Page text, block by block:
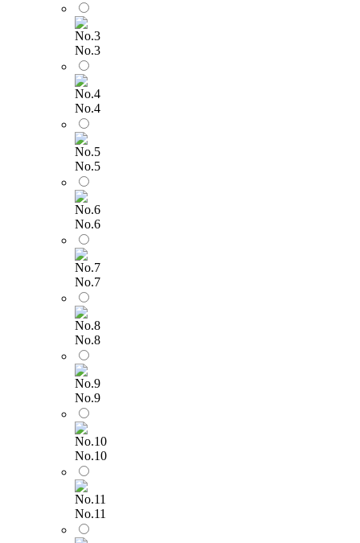
No.3
No.4
No.5
No.6
No.7
No.8
No.9
No.10
No.11